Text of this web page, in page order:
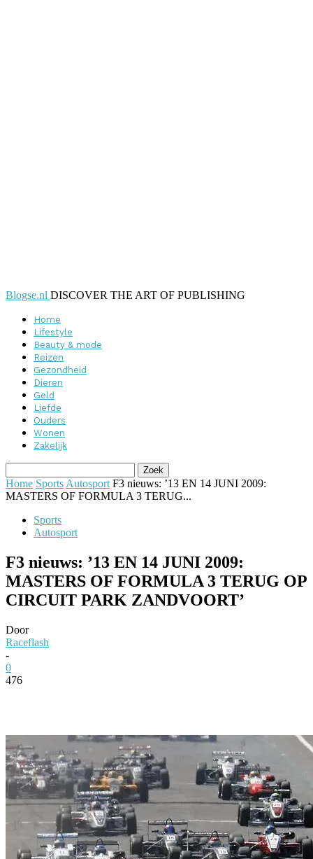
Blogse.nl DISCOVER THE ART OF PUBLISHING
Home
Lifestyle
Beauty & mode
Reizen
Gezondheid
Dieren
Geld
Liefde
Ouders
Wonen
Zakelijk
Home Sports Autosport F3 nieuws: ’13 EN 14 JUNI 2009:
MASTERS OF FORMULA 3 TERUG...
Sports
Autosport
F3 nieuws: ’13 EN 14 JUNI 2009:
MASTERS OF FORMULA 3 TERUG OP
CIRCUIT PARK ZANDVOORT’
Door
Raceflash
-
0
476